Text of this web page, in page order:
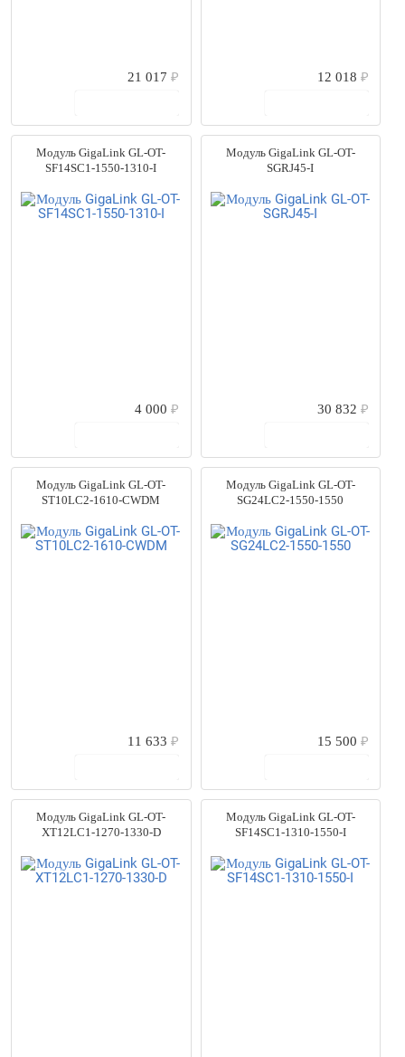
21 017₽ 12 018 ₽
Модуль GigaLink GL-OT-
SF14SC1-1550-1310-I
4 000₽
Модуль GigaLink GL-OT-
SGRJ45-I
30 832 ₽
Модуль GigaLink GL-OT-
ST10LC2-1610-CWDM
11 633₽
Модуль GigaLink GL-OT-
SG24LC2-1550-1550
15 500 ₽
Модуль GigaLink GL-OT-
XT12LC1-1270-1330-D
Модуль GigaLink GL-OT-
SF14SC1-1310-1550-I